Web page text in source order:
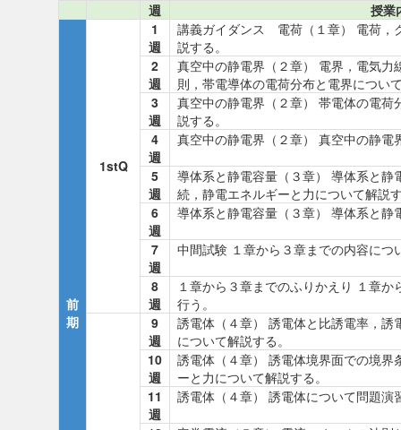
週 授業
前
期
1stQ
1
週
講義ガイダンス 電荷（１章） 電荷，
説する。
2
週
真空中の静電界（２章） 電界，電気
則，帯電導体の電荷分布と電界につい
3
週
真空中の静電界（２章） 帯電体の電
説する。
4
週
真空中の静電界（２章） 真空中の静電
5
週
導体系と静電容量（３章） 導体系と
続，静電エネルギーと力について解説
6
週
導体系と静電容量（３章） 導体系と
7
週
中間試験 １章から３章までの内容につ
8
週
１章から３章までのふりかえり １章
行う。
9
週
誘電体（４章） 誘電体と比誘電率，
について解説する。
10
週
誘電体（４章） 誘電体境界面での境
ーと力について解説する。
11
週
誘電体（４章） 誘電体について問題演